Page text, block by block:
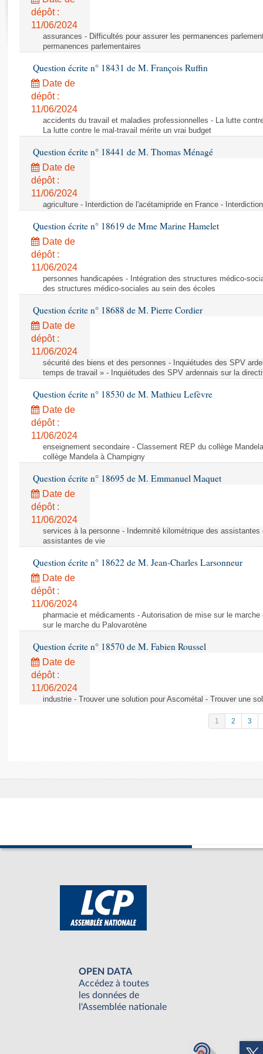
Rapports d'enquête
Rapports législatifs
Baromètre de l’application des lois
Dossiers législatifs
Budget et sécurité sociale
Questions écrites et orales
Comptes rendus des débats
dépôt :
11/06/2024
assurances - Difficultés pour assurer les permanences
permanences parlementaires
Question écrite n° 18431 de M. François Ruffin
Date de
dépôt :
11/06/2024
accidents du travail et maladies professionnelles - La lutte
La lutte contre le mal-travail mérite un vrai budget
Question écrite n° 18441 de M. Thomas Ménagé
Date de
dépôt :
11/06/2024
agriculture - Interdiction de l'acétamipride en France -
Question écrite n° 18619 de Mme Marine Hamelet
Date de
dépôt :
11/06/2024
personnes handicapées - Intégration des structures médico-
des structures médico-sociales au sein des écoles
Question écrite n° 18688 de M. Pierre Cordier
Date de
dépôt :
11/06/2024
sécurité des biens et des personnes - Inquiétudes des SPV
temps de travail » - Inquiétudes des SPV ardennais sur la
Question écrite n° 18530 de M. Mathieu Lefèvre
Date de
dépôt :
11/06/2024
enseignement secondaire - Classement REP du collège
collège Mandela à Champigny
Question écrite n° 18695 de M. Emmanuel Maquet
Date de
dépôt :
11/06/2024
services à la personne - Indemnité kilométrique des
assistantes de vie
Question écrite n° 18622 de M. Jean-Charles Larsonneur
Date de
dépôt :
11/06/2024
pharmacie et médicaments - Autorisation de mise sur le
sur le marche du Palovarotène
Question écrite n° 18570 de M. Fabien Roussel
Date de
dépôt :
11/06/2024
industrie - Trouver une solution pour Ascométal - Trouver une
1 2 3
OPEN DATA
Accédez à toutes
les données de
l'Assemblée nationale